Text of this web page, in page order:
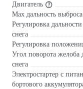
Двигатель
Max дальность выброса
Регулировка
снега
Регулировка
Угол поворота желоба
снега
Электростартер с
бортового